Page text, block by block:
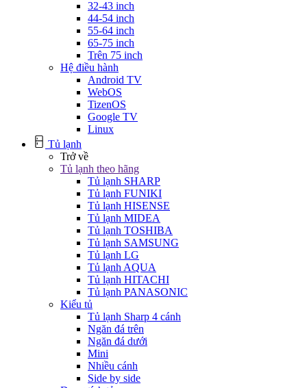
32-43 inch
44-54 inch
55-64 inch
65-75 inch
Trên 75 inch
Hệ điều hành
Android TV
WebOS
TizenOS
Google TV
Linux
Tủ lạnh
Trở về
Tủ lạnh theo hãng
Tủ lạnh SHARP
Tủ lạnh FUNIKI
Tủ lạnh HISENSE
Tủ lạnh MIDEA
Tủ lạnh TOSHIBA
Tủ lạnh SAMSUNG
Tủ lạnh LG
Tủ lạnh AQUA
Tủ lạnh HITACHI
Tủ lạnh PANASONIC
Kiểu tủ
Tủ lạnh Sharp 4 cánh
Ngăn đá trên
Ngăn đá dưới
Mini
Nhiều cánh
Side by side